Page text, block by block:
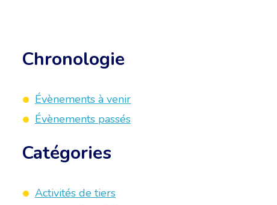
Chronologie
Évènements à venir
Évènements passés
Catégories
Activités de tiers